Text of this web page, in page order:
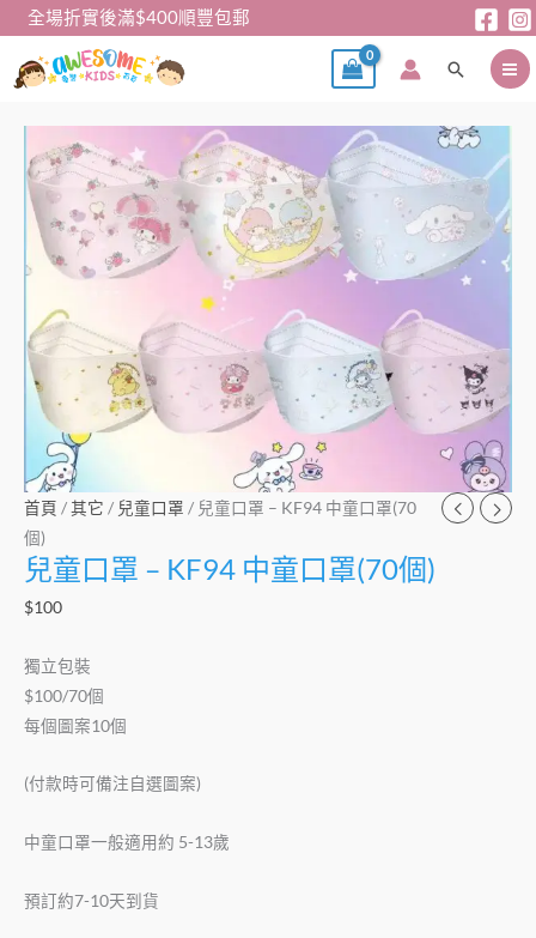
全場折實後滿$400順豐包郵
搜
首頁 /其它 / 兒童口罩 / 兒童口罩 – KF94 中童口罩(70
個)
兒童口罩 – KF94 中童口罩(70個)
$100
獨立包裝
$100/70個
每個圖案10個
(付款時可備注自選圖案)
中童口罩一般適用約 5-13歲
預訂約7-10天到貨
童
罩
中
童
口
罩
(70
個)
數
量